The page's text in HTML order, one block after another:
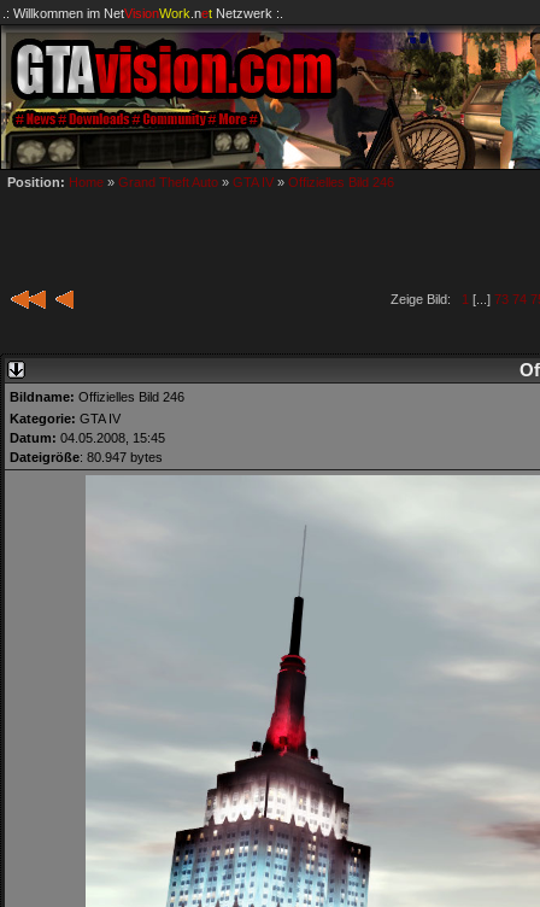
.: Willkommen im NetVisionWork .netNetzwerk :.
Position: Home » Grand Theft Auto » GTA IV » Offizielles Bild 246
Zeige Bild: 1 [...] 73 74
Bildname: Offizielles Bild 246
Kategorie: GTA IV
Datum: 04.05.2008, 15:45
Dateigröße: 80.947 bytes